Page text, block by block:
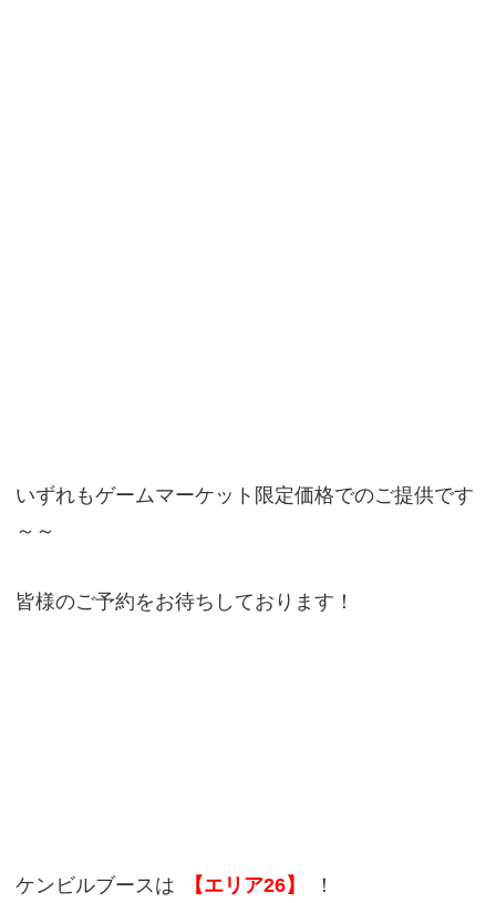
いずれもゲームマーケット限定価格でのご提供です
～～
皆様のご予約をお待ちしております！
ケンビルブースは 【エリア26】 ！